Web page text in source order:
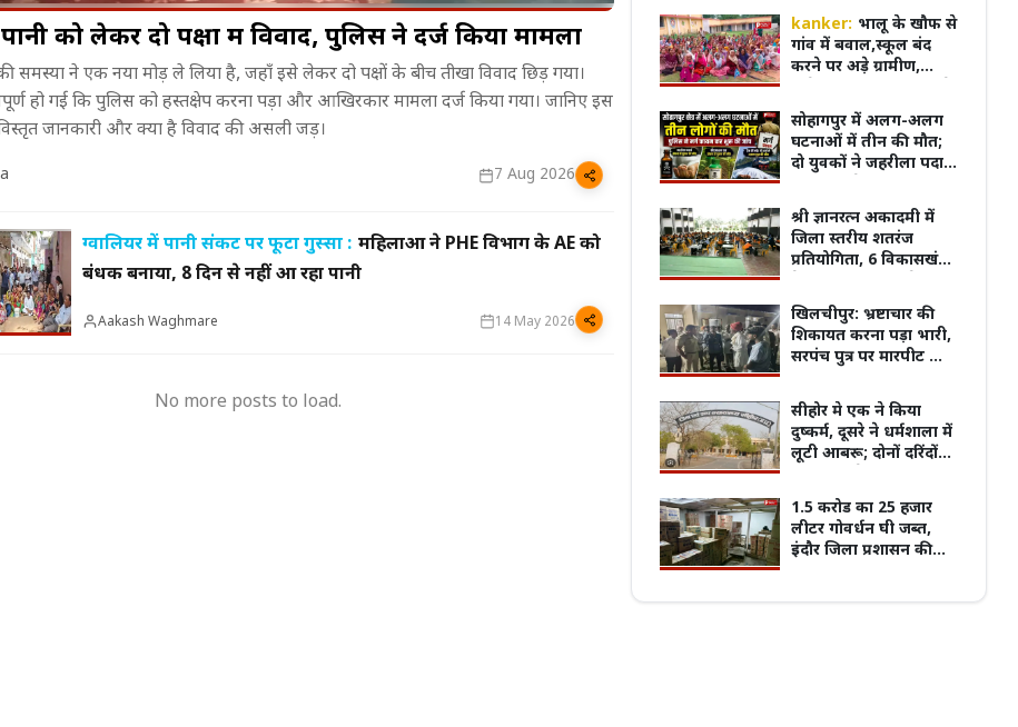
किसे मिलेगा
रिश्ते में आएगा
संगीत, संस्कृति और नृत्य...! BRICS
Cultural Event में झूम उठा भोपाल
लिए सौरव गुर्जर ने खुद को कैसे पूरी तरह
ट्रेलर के बाद बढ़ा क्रेज...! फिल्म
'Batwara 1947' के प्रमोशन के लिए
Ahmedabad पहुंचे Sunny Deol
तेंदुए,भालू और जंगली
गया खूंखार बाघ 'PN
से बाहर हुए; एक साथ तीन चुनाव हारने का रिकॉर्ड,
15 साल पुरानी बसों के नियम पर बवाल, 7 अगस्त
से अनिश्चितकालीन हड़ताल पर जाएंगे प्राइवेट बस
प्रदेश का सबसे पुराना GRMC बनेगा मध्य प्रदेश
की पहली मेडिकल यूनिवर्सिटी
को लेकर दो पक्षों में विवाद, पुलिस ने दर्ज किया मामला
समस्या ने एक नया मोड़ ले लिया है, जहाँ इसे लेकर दो पक्षों के बीच तीखा विवाद छिड़ गया।
हो गई कि पुलिस को हस्तक्षेप करना पड़ा और आखिरकार मामला दर्ज किया गया। जानिए इस
जानकारी और क्या है विवाद की असली जड़।
7 Aug 2026
ग्वालियर में पानी संकट पर फूटा गुस्सा : महिलाओं ने PHE विभाग के AE को
बंधक बनाया, 8 दिन से नहीं आ रहा पानी
Aakash Waghmare 14 May 2026
No more posts to load.
रहेगा रवि शर्मा
kanker: भालू के खौफ से
गांव में बवाल,स्कूल बंद
करने पर अड़े ग्रामीण,
पर बुलाने की मांग
सोहागपुर में अलग-अलग
घटनाओं में तीन की मौत;
दो युवकों ने जहरीला पदार्थ
का शव पटरियों पर मिला
श्री ज्ञानरत्न अकादमी में
जिला स्तरीय शतरंज
प्रतियोगिता, 6 विकासखंडों
दिखाई प्रतिभा
खिलचीपुर: भ्रष्टाचार की
शिकायत करना पड़ा भारी,
सरपंच पुत्र पर मारपीट का
सीहोर मे एक ने किया
दुष्कर्म, दूसरे ने धर्मशाला में
लूटी आबरू; दोनों दरिंदों
1.5 करोड का 25 हजार
लीटर गोवर्धन घी जब्त,
इंदौर जिला प्रशासन की